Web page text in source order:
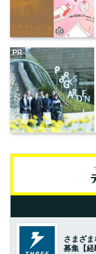
PR
さまざ
募集【経